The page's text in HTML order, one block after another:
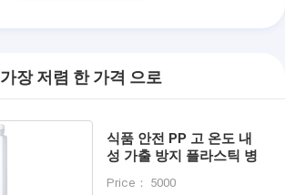
가장 저렴 한 가격 으로
식품 안전 PP 고 온도 내
성 가출 방지 플라스틱 병
Price： 5000